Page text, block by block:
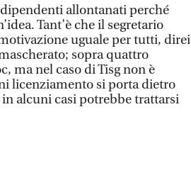
allontanati perché
Tant’è che il segretario
uguale per tutti, direi
sopra quattro
ma nel caso di Tisg non è
licenziamento si porta dietro
alcuni casi potrebbe trattarsi